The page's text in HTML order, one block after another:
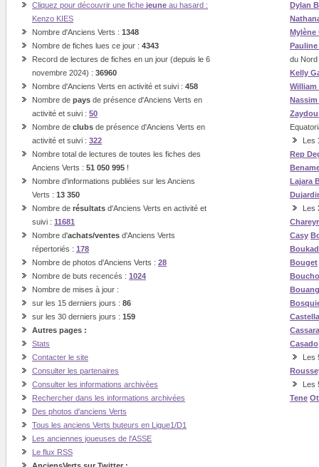
Cliquez pour découvrir une fiche jeune au hasard :
Kenzo KIES
Nombre d'Anciens Verts : 1348
Nombre de fiches lues ce jour : 4343
Record de lectures de fiches en un jour (depuis le 6
novembre 2024) : 36960
Nombre d'Anciens Verts en activité et suivi : 458
Nombre de pays de présence d'Anciens Verts en
activité et suivi : 50
Nombre de clubs de présence d'Anciens Verts en
activité et suivi : 322
Nombre total de lectures de toutes les fiches des
Anciens Verts : 51 050 995 !
Nombre d'informations publiées sur les Anciens
Verts : 13 350
Nombre de résultats d'Anciens Verts en activité et
suivi : 11681
Nombre d'achats/ventes d'Anciens Verts
répertoriés : 178
Nombre de photos d'Anciens Verts : 28
Nombre de buts recencés : 1024
Nombre de mises à jour :
sur les 15 derniers jours : 86
sur les 30 derniers jours : 159
Autres pages :
Stats
Contacter le site
Consulter les partenaires
Consulter les informations archivées
Rechercher dans les informations archivées
Des photos d'anciens Verts
Tous les anciens Verts buteurs en Ligue1/D1
Les anciennes joueuses de l'ASSE
Le flux RSS
Dylan
Mylène
du Nord
Kelly
William
Les
Rep
Lajara
Les
Casy
Bouget
Cassara
Casado
Les
Les
Tene